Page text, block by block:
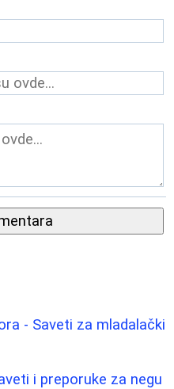
- Saveti za mladalački
i preporuke za negu